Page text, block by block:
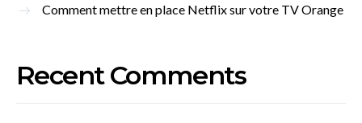
Comment mettre en place Netflix sur votre TV Orange
Recent Comments